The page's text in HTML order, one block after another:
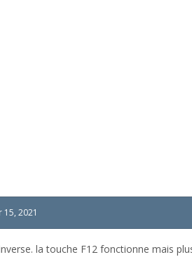
2021
la touche F12 fonctionne mais